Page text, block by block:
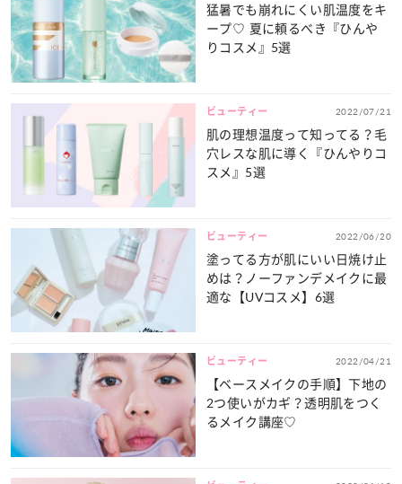
猛暑でも崩れにくい肌温度をキ
ープ♡ 夏に頼るべき『ひんや
りコスメ』5選
ビューティー 2022/07/21
肌の理想温度って知ってる？毛
穴レスな肌に導く『ひんやりコ
スメ』5選
ビューティー 2022/06/20
塗ってる方が肌にいい日焼け止
めは？ノーファンデメイクに最
適な【UVコスメ】6選
ビューティー 2022/04/21
【ベースメイクの手順】下地の
2つ使いがカギ？透明肌をつく
るメイク講座♡